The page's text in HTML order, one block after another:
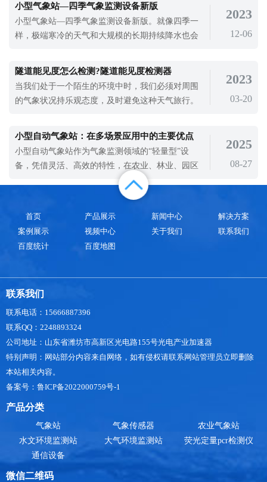
仓储等综合物流服务，特别是改善多式联运、流通
加工的物流服务。现代港口不仅要为用户提供
小型气象站—四季气象监测设备新版
小型气象站—四季气象监测设备新版。就像四季一
样，极端寒冷的天气和大规模的长期持续降水也会
着现在社会的发展，对气候的监测的设备也不断发
展，小型气象站设备就是帮助我没更好的认识气
2023
12-06
隧道能见度怎么检测?隧道能见度检测器
当我们处于一个陌生的环境中时，我们必须对周围
的气象状况持乐观态度，及时避免这种天气旅行。
不同，当外界的变暗时，隧道内的亮度更是会显得
阴暗。所以，在隧道内部安装隧道能见度检测器也
很重要。隧道能见度检测器是一款可以精
2023
03-20
小型自动气象站：在多场景应用中的主要优点
小型自动气象站作为气象监测领域的“轻量型”设
备，凭借灵活、高效的特性，在农业、林业、园区
等多场景中广泛应用，其核心优点可从以下几方面
2025
08-27
首页 产品展示 新闻中心
解决方案
案例展示
视频中心 关于我们
联系我们
百度统计
百度地图
联系我们
联系电话：15666887396
联系QQ：2248893324
公司地址：山东省潍坊市高新区光电路155号光电产业加速器
特别声明：网站部分内容来自网络，如有侵权请联系网站管理员立即删除
本站相关内容。
备案号：鲁ICP备2022000759号-1
产品分类
气象站 气象传感器
农业气象站
水文环境监测站
大气环境监测站
荧光定量pcr检测仪
通信设备
微信二维码